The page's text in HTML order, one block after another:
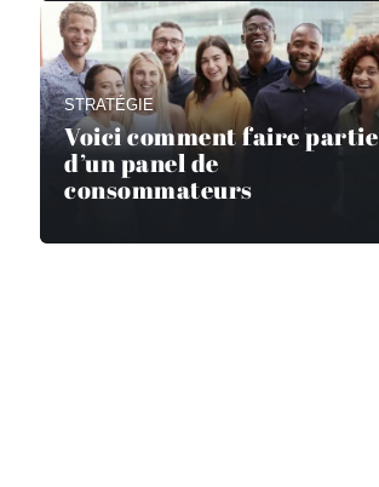
STRATÉGIE
Voici comment faire partie
d’un panel de
consommateurs